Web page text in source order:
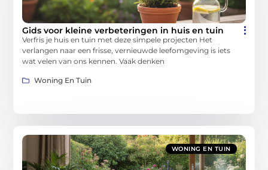
Gids voor kleine verbeteringen in huis en tuin
Verfris je huis en tuin met deze simpele projecten Het
verlangen naar een frisse, vernieuwde leefomgeving is iets
wat velen van ons kennen. Vaak denken
Woning En Tuin
WONING EN TUIN